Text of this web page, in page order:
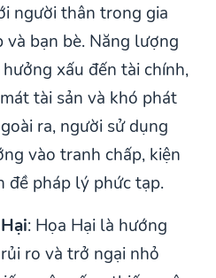
người thân trong gia
và bạn bè. Năng lượng
xấu đến tài chính,
tài sản và khó phát
ra, người sử dụng
vào tranh chấp, kiện
đề pháp lý phức tạp.
: Họa Hại là hướng
ro và trở ngại nhỏ